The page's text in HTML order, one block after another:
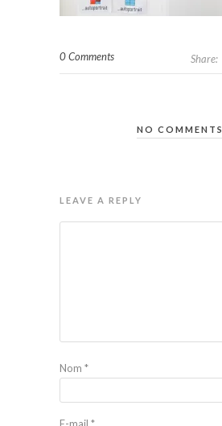
0 Comments Share:
NO COMMENTS
LEAVE A REPLY
Nom *